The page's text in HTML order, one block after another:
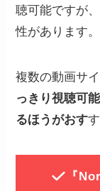
聴可能ですが
性があります。
複数の動画サ
っきり視聴可
るほうがおす
『